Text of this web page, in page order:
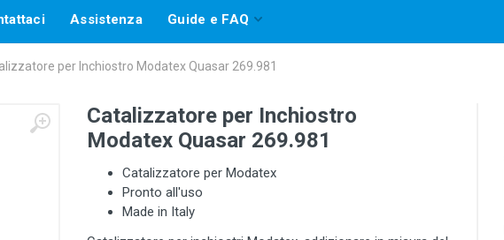
Assistenza Guide e FAQ
per Inchiostro Modatex Quasar 269.981
Catalizzatore per Inchiostro
Modatex Quasar 269.981
Catalizzatore per Modatex
Pronto all'uso
Made in Italy